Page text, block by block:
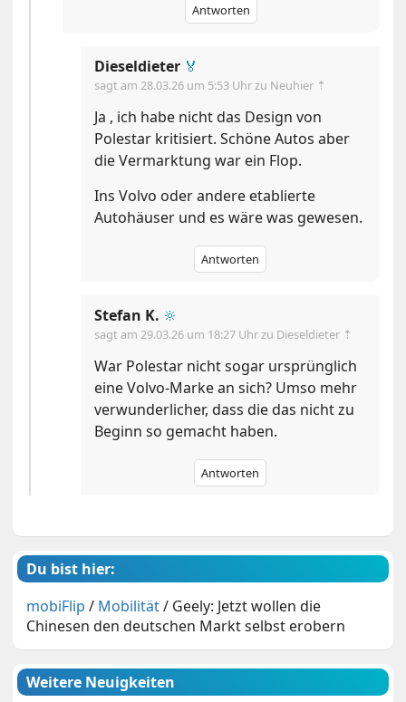
Antworten
Dieseldieter 🏅
sagt am 28.03.26 um 5:53 Uhr zu Neuhier ⇡
Ja , ich habe nicht das Design von
Polestar kritisiert. Schöne Autos aber
die Vermarktung war ein Flop.
Ins Volvo oder andere etablierte
Autohäuser und es wäre was gewesen.
Antworten
Stefan K. 🔆
sagt am 29.03.26 um 18:27 Uhr zu Dieseldieter ⇡
War Polestar nicht sogar ursprünglich
eine Volvo-Marke an sich? Umso mehr
verwunderlicher, dass die das nicht zu
Beginn so gemacht haben.
Antworten
Du bist hier:
mobiFlip / Mobilität/ Geely: Jetzt wollen die
Chinesen den deutschen Markt selbst erobern
Weitere Neuigkeiten